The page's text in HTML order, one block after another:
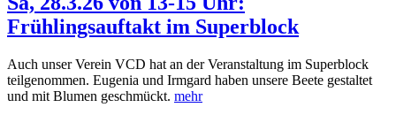
Frühlingsauftakt im Superblock
Auch unser Verein VCD hat an der Veranstaltung im Superblock
teilgenommen. Eugenia und Irmgard haben unsere Beete gestaltet
und mit Blumen geschmückt. mehr